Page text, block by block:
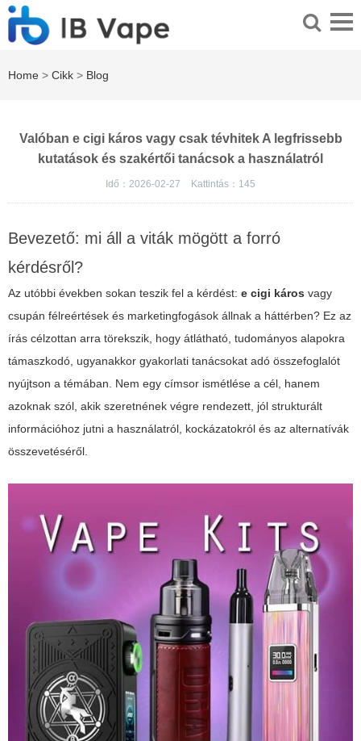
Home > Cikk > Blog
Valóban e cigi káros vagy csak tévhitek A legfrissebb
kutatások és szakértői tanácsok a használatról
Idő：2026-02-27 Kattintás： 145
Bevezető: mi áll a viták mögött a forró
kérdésről?
Az utóbbi években sokan teszik fel a kérdést: e cigi káros vagy
csupán félreértések és marketingfogások állnak a háttérben? Ez az
írás célzottan arra törekszik, hogy átlátható, tudományos alapokra
támaszkodó, ugyanakkor gyakorlati tanácsokat adó összefoglalót
nyújtson a témában. Nem egy címsor ismétlése a cél, hanem
azoknak szól, akik szeretnének végre rendezett, jól strukturált
információhoz jutni a használatról, kockázatokról és az alternatívák
összevetéséről.